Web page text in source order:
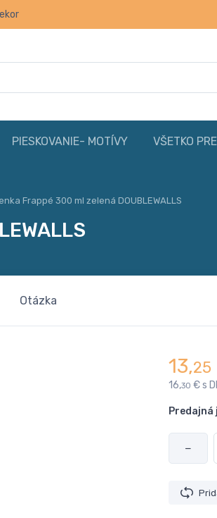
PIESKOVANIE- MOTÍVY VŠETKO
Frappé 300 ml zelená DOUBLEWALLS
Otázka
13,25
16,30 € s
Predajná
−